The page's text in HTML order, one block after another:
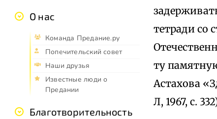
О нас
Команда Предание.ру
Попечительский совет
Наши друзья
Известные люди о
Предании
Благотворительность
тетради со
ту
Астахова
Л, 1967, с.